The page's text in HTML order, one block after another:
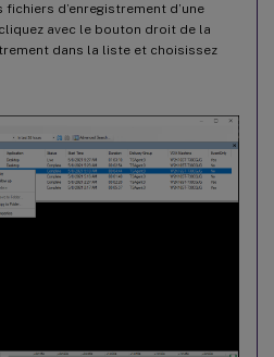
d’enregistrement d’une
avec le bouton droit de la
dans la liste et choisissez